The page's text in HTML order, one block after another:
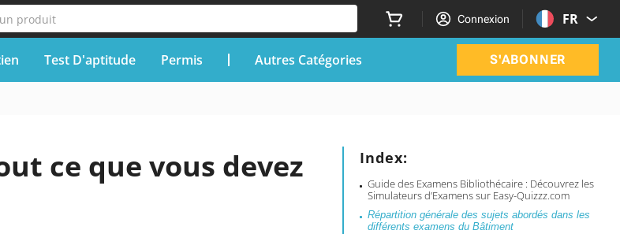
produit Connexion FR
Test D'aptitude Permis Autres Catégories S'ABONNER
Index:
Guide des Examens Bibliothécaire : Découvrez les
Simulateurs d’Examens sur Easy-Quizzz.com
Répartition générale des sujets abordés dans les
différents examens du Bâtiment
ce que vous devez